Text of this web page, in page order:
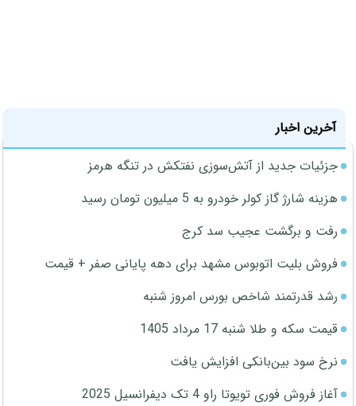
آخرین اخبار
جزئیات جدید از آتش‌سوزی نفتکش در تنگه هرمز
هزینه شارژ گاز کولر خودرو به 5 میلیون تومان رسید
رفت و برگشت عجیب سد کرج
فروش بلیت اتوبوس مشهد برای دهه پایانی صفر + قیمت
رشد قدرتمند شاخص بورس امروز شنبه
قیمت سکه و طلا شنبه 17 مرداد 1405
نرخ سود بین‌بانکی افزایش یافت
آغاز فروش فوری تویوتا راو 4 تک دیفرانسیل 2025